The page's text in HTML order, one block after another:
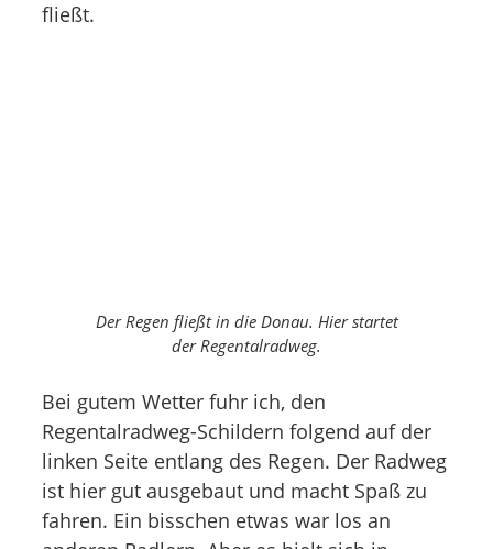
fließt.
Der Regen fließt in die Donau. Hier startet
der Regentalradweg.
Bei gutem Wetter fuhr ich, den
Regentalradweg-Schildern folgend auf der
linken Seite entlang des Regen. Der Radweg
ist hier gut ausgebaut und macht Spaß zu
fahren. Ein bisschen etwas war los an